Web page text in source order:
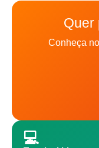
Quer
Conheça
💻